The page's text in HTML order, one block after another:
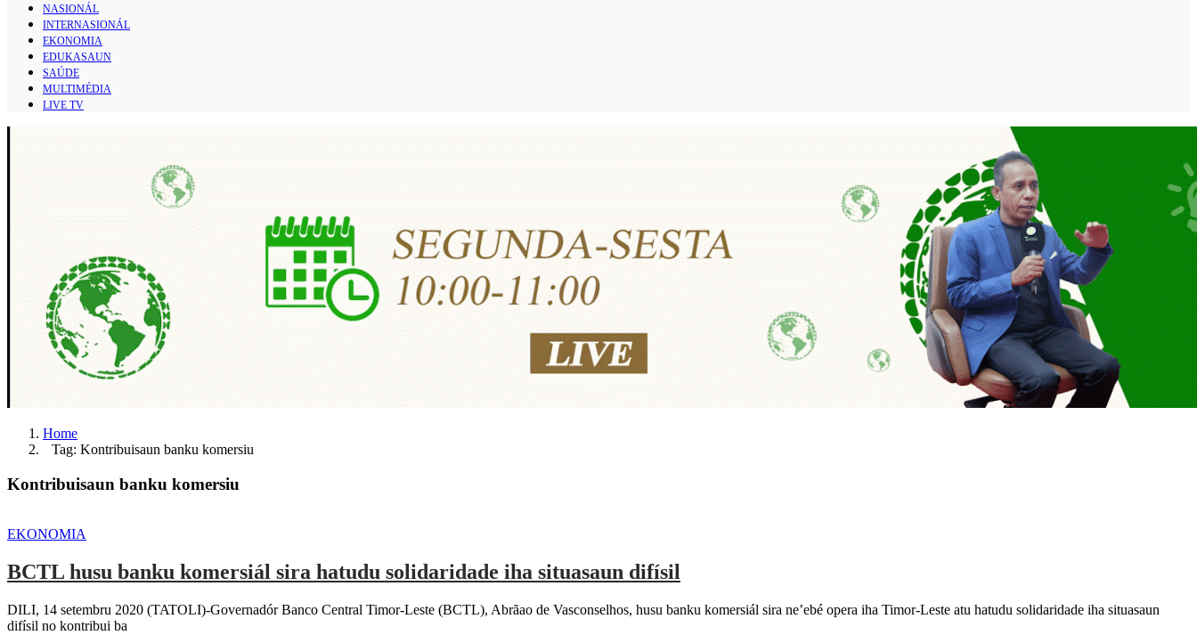
NASIONÁL
INTERNASIONÁL
EKONOMIA
EDUKASAUN
SAÚDE
MULTIMÉDIA
LIVE TV
Home
Tag: Kontribuisaun banku komersiu
Kontribuisaun banku komersiu
EKONOMIA
BCTL husu banku komersiál sira hatudu solidaridade iha situasaun difísil
DILI, 14 setembru 2020 (TATOLI)-Governadór Banco Central Timor-Leste (BCTL), Abrãao de Vasconselhos, husu banku komersiál sira ne’ebé opera iha Timor-Leste atu hatudu solidaridade iha situasaun
difísil no kontribui ba